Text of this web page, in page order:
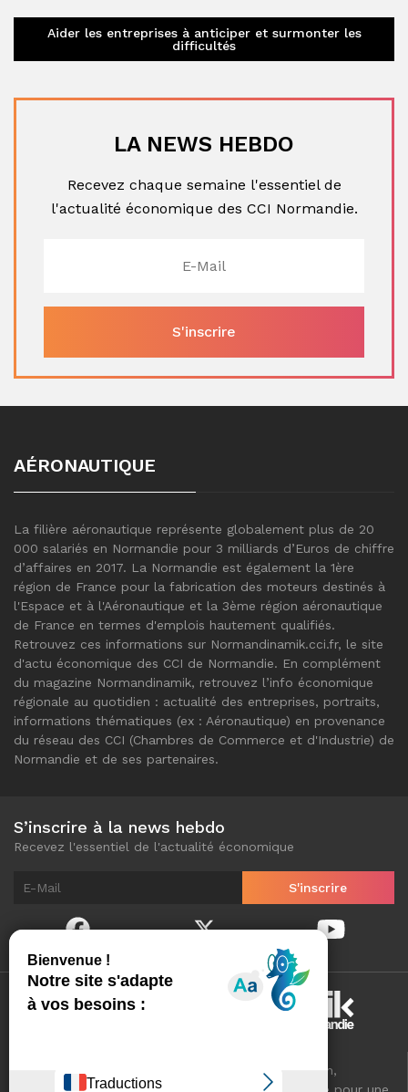
Aider les entreprises à anticiper et surmonter les
difficultés
LA NEWS HEBDO
Recevez chaque semaine l'essentiel de
l'actualité économique des CCI Normandie.
AÉRONAUTIQUE
La filière aéronautique représente globalement plus de 20
000 salariés en Normandie pour 3 milliards d’Euros de chiffre
d’affaires en 2017. La Normandie est également la 1ère
région de France pour la fabrication des moteurs destinés à
l'Espace et à l'Aéronautique et la 3ème région aéronautique
de France en termes d'emplois hautement qualifiés.
Retrouvez ces informations sur Normandinamik.cci.fr, le site
d'actu économique des CCI de Normandie. En complément
du magazine Normandinamik, retrouvez l’info économique
régionale au quotidien : actualité des entreprises, portraits,
informations thématiques (ex : Aéronautique) en provenance
du réseau des CCI (Chambres de Commerce et d'Industrie) de
Normandie et de ses partenaires.
S’inscrire à la news hebdo
Recevez l'essentiel de l'actualité économique
Normandinamik sélectionne pour vous, au quotidien,